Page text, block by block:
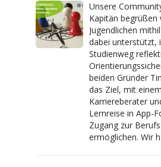
Unsere
Kapitän begrüßen
Jugendlichen
dabei unterstützt,
Studienweg
beiden Gründer
das Ziel, mit
Karriereberater
Lernreise in App-
Zugang zur
ermöglichen. Wir